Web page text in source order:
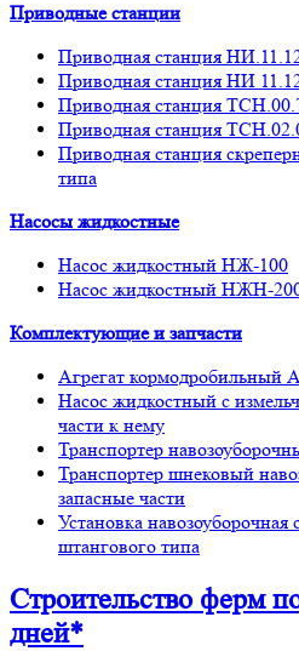
Приводные станции
Приводная станция
Приводная станция НИ
Приводная станция
Приводная станция
Приводная станция
типа
Насосы жидкостные
Насос жидкостный НЖ-100
Насос жидкостный НЖН-
Комплектующие и запчасти
Агрегат кормодробильный
Насос жидкостный с
части к нему
Транспортер
Транспортер шнековый
запасные части
Установка
штангового типа
Строительство ферм
дней*